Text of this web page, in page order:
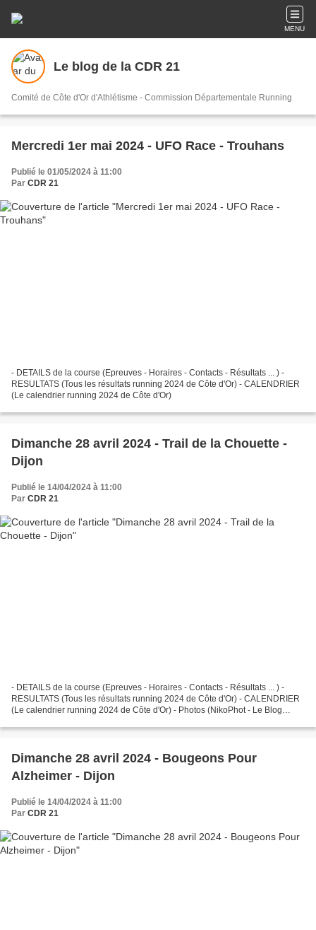
MENU
Le blog de la CDR 21
Comité de Côte d'Or d'Athlétisme - Commission Départementale Running
Mercredi 1er mai 2024 - UFO Race - Trouhans
Publié le 01/05/2024 à 11:00
Par CDR 21
- DETAILS de la course (Epreuves - Horaires - Contacts - Résultats ... ) -
RESULTATS (Tous les résultats running 2024 de Côte d'Or) - CALENDRIER
(Le calendrier running 2024 de Côte d'Or)
Dimanche 28 avril 2024 - Trail de la Chouette -
Dijon
Publié le 14/04/2024 à 11:00
Par CDR 21
- DETAILS de la course (Epreuves - Horaires - Contacts - Résultats ... ) -
RESULTATS (Tous les résultats running 2024 de Côte d'Or) - CALENDRIER
(Le calendrier running 2024 de Côte d'Or) - Photos (NikoPhot - Le Blog
Dimanche 28 avril 2024 - Bougeons Pour
Alzheimer - Dijon
Publié le 14/04/2024 à 11:00
Par CDR 21